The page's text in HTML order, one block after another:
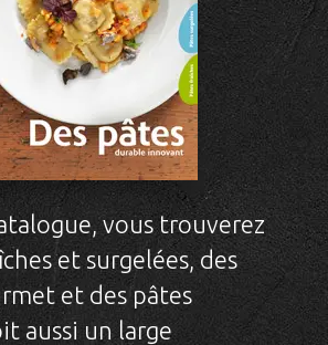
vous trouverez
et surgelées, des
et des pâtes
aussi un large